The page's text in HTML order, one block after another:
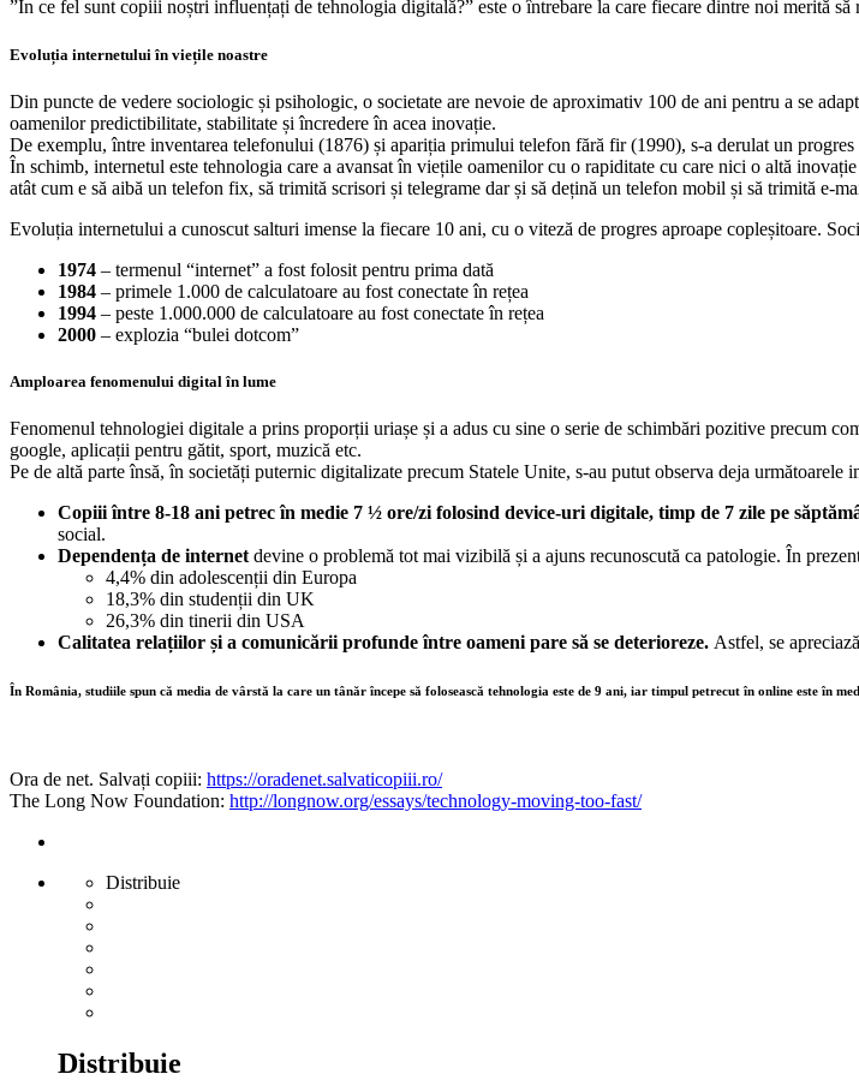
”În ce fel sunt copiii noștri influențați de tehnologia digitală?” este o întrebare la care fiecare dintre noi merită să
Evoluția internetului în viețile noastre
Din puncte de vedere sociologic și psihologic, o societate are nevoie de aproximativ 100 de ani pentru a se
oamenilor predictibilitate, stabilitate și încredere în acea inovație.
De exemplu, între inventarea telefonului (1876) și apariția primului telefon fără fir (1990), s-a derulat un
În schimb, internetul este tehnologia care a avansat în viețile oamenilor cu o rapiditate cu care nici o altă
atât cum e să aibă un telefon fix, să trimită scrisori și telegrame dar și să dețină un telefon mobil și să trimită e-
Evoluția internetului a cunoscut salturi imense la fiecare 10 ani, cu o viteză de progres aproape copleșitoare.
1974 – termenul “internet” a fost folosit pentru prima dată
1984 – primele 1.000 de calculatoare au fost conectate în rețea
1994 – peste 1.000.000 de calculatoare au fost conectate în rețea
2000 – explozia “bulei dotcom”
Amploarea fenomenului digital în lume
Fenomenul tehnologiei digitale a prins proporții uriașe și a adus cu sine o serie de schimbări pozitive precum
google, aplicații pentru gătit, sport, muzică etc.
Pe de altă parte însă, în societăți puternic digitalizate precum Statele Unite, s-au putut observa deja următoarele
Copiii între 8-18 ani petrec în medie 7 ½ ore/zi folosind device-uri digitale, timp de 7 zile pe
social.
Dependența de internet devine o problemă tot mai vizibilă și a ajuns recunoscută ca patologie. În
4,4% din adolescenții din Europa
18,3% din studenții din UK
26,3% din tinerii din USA
Calitatea relațiilor și a comunicării profunde între oameni pare să se deterioreze. Astfel, se
În România, studiile spun că media de vârstă la care un tânăr începe să folosească tehnologia este de 9 ani, iar timpul petrecut în online este în
Ora de net. Salvați copiii: https://oradenet.salvaticopiii.ro/
The Long Now Foundation: http://longnow.org/essays/technology-moving-too-fast/
Distribuie
Distribuie